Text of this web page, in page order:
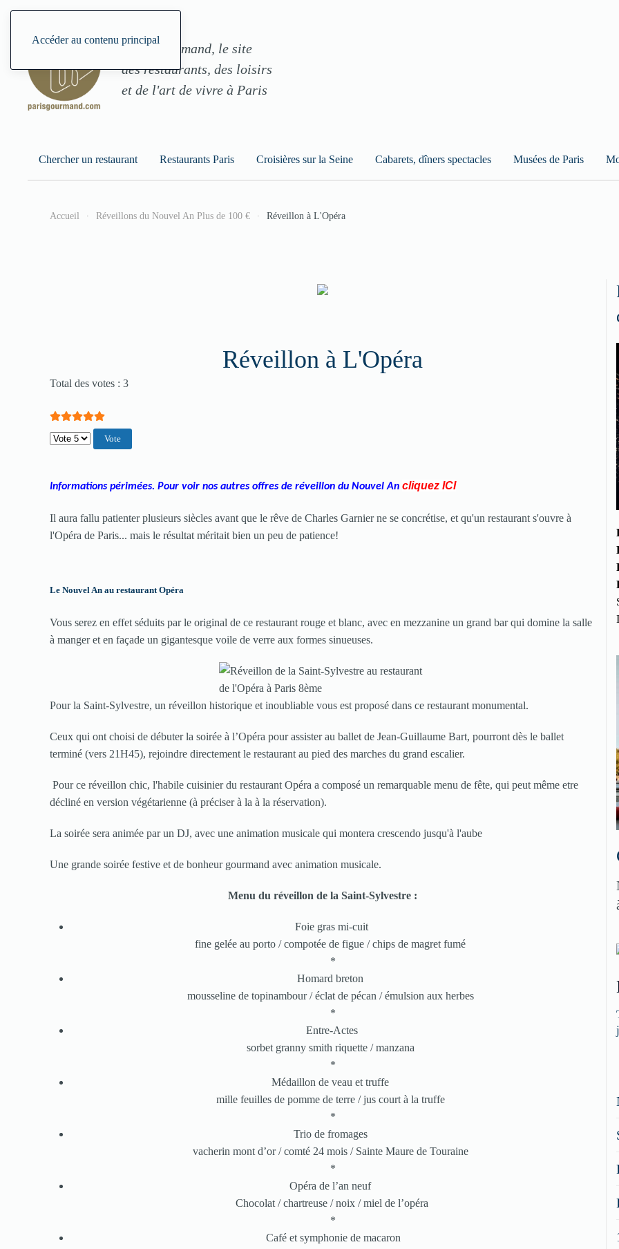
Accéder au contenu principal
ParisGourmand, le site
des restaurants, des loisirs
et de l'art de vivre à Paris
Chercher un restaurant Restaurants Paris Croisières sur la Seine Cabarets, dîners spectacles Musées de Paris
Accueil Réveillons du Nouvel An Plus de 100 € Réveillon à L'Opéra
Réveillon à L'Opéra
Vote utilisateur: 5/
Total des votes : 3
Veuillez voter
Informations périmées. Pour voir nos autres offres de réveillon du Nouvel An cliquez ICI
Il aura fallu patienter plusieurs siècles avant que le rêve de Charles Garnier ne se concrétise, et qu'un restaurant s'ouvre à
l'Opéra de Paris... mais le résultat méritait bien un peu de patience!
Le Nouvel An au restaurant Opéra
Vous serez en effet séduits par le original de ce restaurant rouge et blanc, avec en mezzanine un grand bar qui domine la salle
à manger et en façade un gigantesque voile de verre aux formes sinueuses.
Pour la Saint-Sylvestre, un réveillon historique et inoubliable vous est proposé dans ce restaurant monumental.
Ceux qui ont choisi de débuter la soirée à l’Opéra pour assister au ballet de Jean-Guillaume Bart, pourront dès le ballet
terminé (vers 21H45), rejoindre directement le restaurant au pied des marches du grand escalier.
Pour ce réveillon chic, l'habile cuisinier du restaurant Opéra a composé un remarquable menu de fête, qui peut même etre
décliné en version végétarienne (à préciser à la à la réservation).
La soirée sera animée par un DJ, avec une animation musicale qui montera crescendo jusqu'à l'aube
Une grande soirée festive et de bonheur gourmand avec animation musicale.
Menu du réveillon de la Saint-Sylvestre :
Foie gras mi-cuit
fine gelée au porto / compotée de figue / chips de magret fumé
*
Homard breton
mousseline de topinambour / éclat de pécan / émulsion aux herbes
*
Entre-Actes
sorbet granny smith riquette / manzana
*
Médaillon de veau et truffe
mille feuilles de pomme de terre / jus court à la truffe
*
Trio de fromages
vacherin mont d’or / comté 24 mois / Sainte Maure de Touraine
*
Opéra de l’an neuf
Chocolat / chartreuse / noix / miel de l’opéra
*
Café et symphonie de macaron